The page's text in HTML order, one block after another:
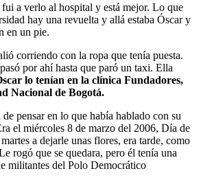
a verlo al hospital y está mejor. Lo que
hay una revuelta y allá estaba Óscar y
en un pie.
corriendo con la ropa que tenía puesta.
por ahí hasta que paró un taxi. Ella
lo tenían en la clínica Fundadores,
Nacional de Bogotá.
pensar en lo que había hablado con su
el miércoles 8 de marzo del 2006, Día de
a dejarle unas flores, era tarde, como
rogó que se quedara, pero él tenía una
militantes del Polo Democrático